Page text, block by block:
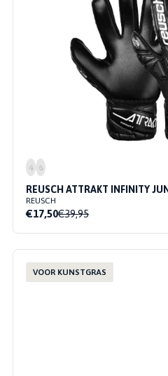
4 6
REUSCH ATTRAKT INFINITY
REUSCH
€17,50€39,95
VOOR KUNSTGRAS